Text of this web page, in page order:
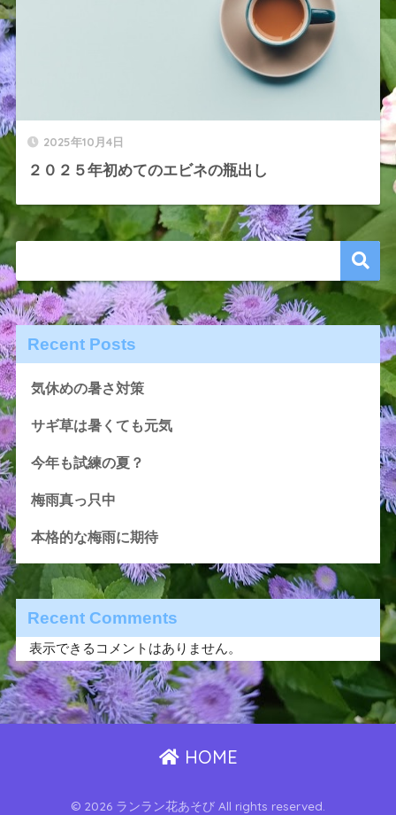
2025年10月4日
２０２５年初めてのエビネの瓶出し
Recent Posts
気休めの暑さ対策
サギ草は暑くても元気
今年も試練の夏？
梅雨真っ只中
本格的な梅雨に期待
Recent Comments
表示できるコメントはありません。
HOME
© 2026 ランラン花あそび All rights reserved.